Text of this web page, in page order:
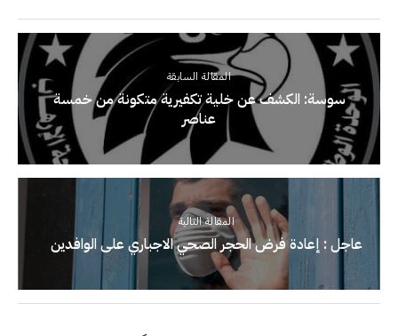
المقالة السابقة
سوسة: الكشف عن خلية تكفيرية متكونة من خمسة
عناصر
المقالة التالية
عاجل : إعادة فرض الحجر الصحي الاجباري على الوافدين